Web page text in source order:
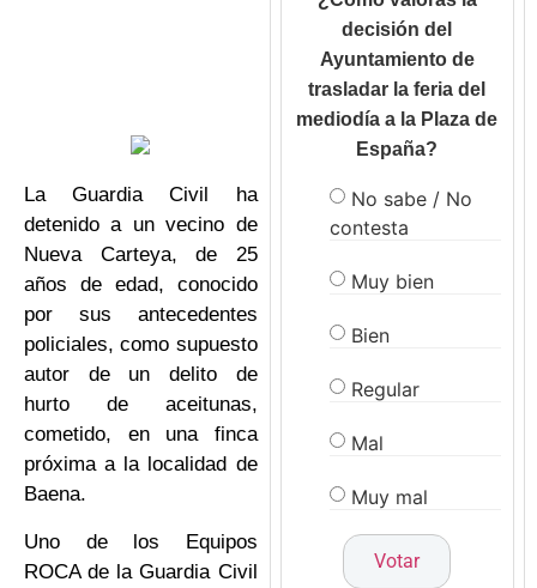
La Guardia Civil ha
detenido a un vecino de
Nueva Carteya, de 25
años de edad, conocido
por sus antecedentes
policiales, como supuesto
autor de un delito de
hurto de aceitunas,
cometido, en una finca
próxima a la localidad de
Baena.
Uno de los Equipos
ROCA de la Guardia Civil
decisión del
Ayuntamiento de
trasladar la feria del
mediodía a la Plaza de
España?
No sabe / No
contesta
Muy bien
Bien
Regular
Mal
Muy mal